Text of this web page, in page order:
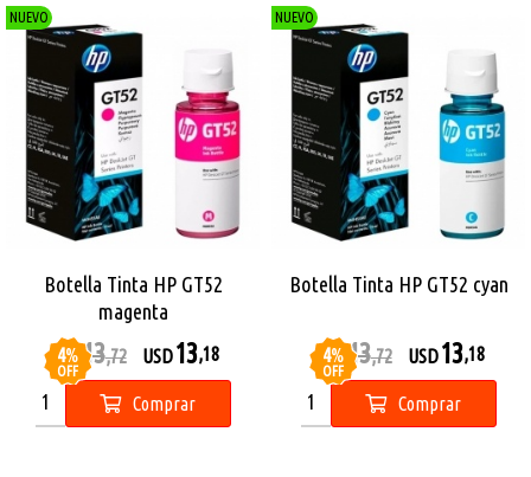
NUEVO
Botella Tinta HP GT52
magenta
4%
OFF
USD13,72 USD13,18
Comprar
NUEVO
Botella Tinta HP GT52 cyan
4%
OFF
USD13,72 USD13,18
Comprar